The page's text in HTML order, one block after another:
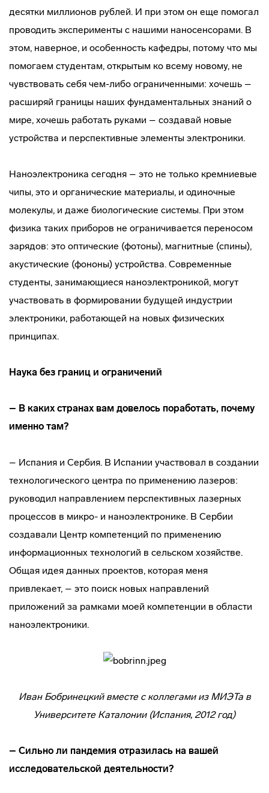
десятки миллионов рублей. И при этом он еще помогал
проводить эксперименты с нашими наносенсорами. В
этом, наверное, и особенность кафедры, потому что мы
помогаем студентам, открытым ко всему новому, не
чувствовать себя чем-либо ограниченными: хочешь –
расширяй границы наших фундаментальных знаний о
мире, хочешь работать руками – создавай новые
устройства и перспективные элементы электроники.
Наноэлектроника сегодня – это не только кремниевые
чипы, это и органические материалы, и одиночные
молекулы, и даже биологические системы. При этом
физика таких приборов не ограничивается переносом
зарядов: это оптические (фотоны), магнитные (спины),
акустические (фононы) устройства. Современные
студенты, занимающиеся наноэлектроникой, могут
участвовать в формировании будущей индустрии
электроники, работающей на новых физических
принципах.
Наука без границ и ограничений
– В каких странах вам довелось поработать, почему
именно там?
– Испания и Сербия. В Испании участвовал в создании
технологического центра по применению лазеров:
руководил направлением перспективных лазерных
процессов в микро- и наноэлектронике. В Сербии
создавали Центр компетенций по применению
информационных технологий в сельском хозяйстве.
Общая идея данных проектов, которая меня
привлекает, – это поиск новых направлений
приложений за рамками моей компетенции в области
наноэлектроники.
Иван Бобринецкий вместе с коллегами из МИЭТа в
Университете Каталонии (Испания, 2012 год)
– Сильно ли пандемия отразилась на вашей
исследовательской деятельности?